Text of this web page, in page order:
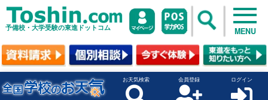
予備校・大学受験の東進ドットコム MENU
お天気検索 会員登録 ログイン